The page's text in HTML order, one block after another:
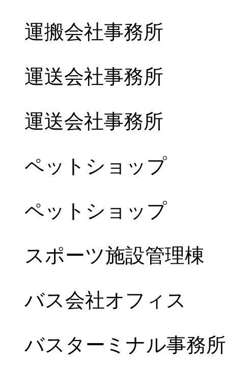
運搬会社事務所
運送会社事務所
運送会社事務所
ペットショップ
ペットショップ
スポーツ施設管理棟
バス会社オフィス
バスターミナル事務所